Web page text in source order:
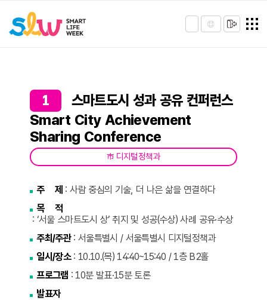
1
스마트도시 성과 공유 컨퍼런스
Smart City Achievement
Sharing Conference
市 디지털정책과
주 제 : 사람 중심의 기술, 더 나은 삶을 연결하다
목 적
: ‘서울 스마트도시 상’ 취지 및 성공(수상) 사례 공유·수상
주최/주관 : 서울특별시 / 서울특별시 디지털정책과
일시/장소 : 10.10.(목) 14:40~15:40 / 1층 B2홀
프로그램 : 10분 발표·15분 토론
발표자